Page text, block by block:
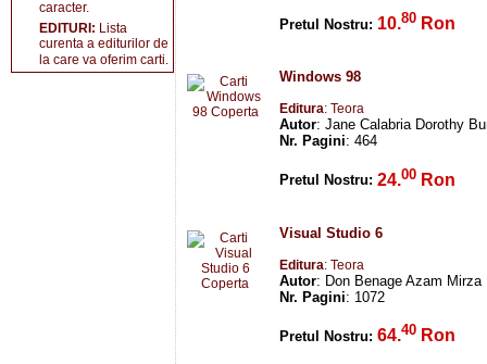
Pretul Nostru: 10.80 Ron
Windows 98
Editura: Teora
Autor: Jane Calabria Dorothy
Nr. Pagini: 464
Pretul Nostru: 24.00 Ron
Visual Studio 6
Editura: Teora
Autor: Don Benage Azam Mirza
Nr. Pagini: 1072
Pretul Nostru: 64.40 Ron
caracter.
EDITURI: Lista
curenta a editurilor de
la care va oferim carti.